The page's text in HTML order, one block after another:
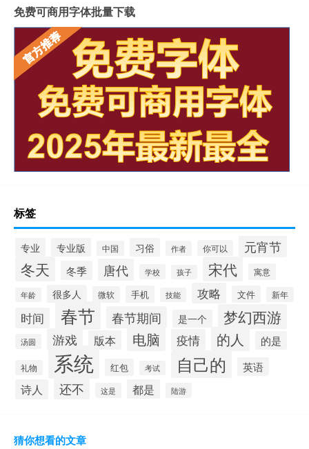
免费可商用字体批量下载
标签
专业 专业版 中国 习俗 作者 你可以 元宵节
冬天 冬季 唐代 学校 孩子 宋代 寓意
年龄 很多人 微软 手机 技能 攻略 文件 新年
时间 春节 春节期间 是一个 梦幻西游
汤圆 游戏 版本 电脑 疫情 的人 的是
礼物 系统 红包 考试 自己的 英语
诗人 还不 这是 都是 陆游
猜你想看的文章